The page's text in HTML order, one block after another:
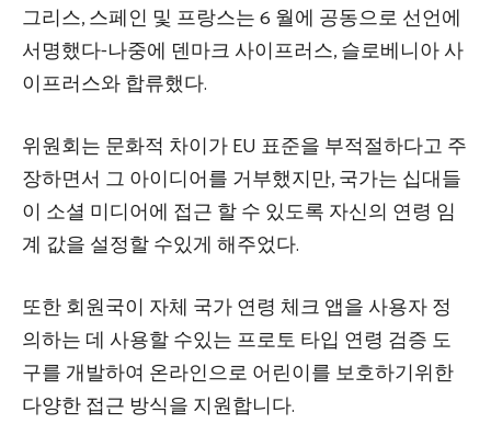
그리스, 스페인 및 프랑스는 6 월에 공동으로 선언에
서명했다-나중에 덴마크 사이프러스, 슬로베니아 사
이프러스와 합류했다.
위원회는 문화적 차이가 EU 표준을 부적절하다고 주
장하면서 그 아이디어를 거부했지만, 국가는 십대들
이 소셜 미디어에 접근 할 수 있도록 자신의 연령 임
계 값을 설정할 수있게 해주었다.
또한 회원국이 자체 국가 연령 체크 앱을 사용자 정
의하는 데 사용할 수있는 프로토 타입 연령 검증 도
구를 개발하여 온라인으로 어린이를 보호하기위한
다양한 접근 방식을 지원합니다.